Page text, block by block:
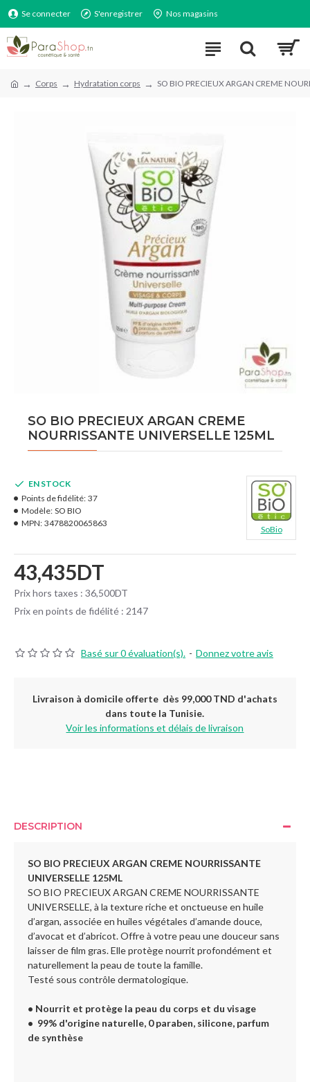
Se connecter S'enregistrer Nos magasins
Corps Hydratation corps SO BIO PRECIEUX ARGAN CREME
SO BIO PRECIEUX ARGAN CREME
NOURRISSANTE UNIVERSELLE 125ML
Basé sur 0 évaluation(s). - Donnez votre avis
43,435DT
Prix hors taxes : 36,500DT
Prix en points de fidélité : 2147
EN STOCK
Points de fidélité: 37
Modèle: SO BIO
MPN: 3478820065863
SoBio
Livraison à domicile offerte dès 99,000 TND d'achats
dans toute la Tunisie.
Voir les informations et délais de livraison
DESCRIPTION
SO BIO PRECIEUX ARGAN CREME NOURRISSANTE
UNIVERSELLE 125ML
SO BIO PRECIEUX ARGAN CREME NOURRISSANTE
UNIVERSELLE, à la texture riche et onctueuse en huile
d’argan, associée en huiles végétales d’amande douce,
d’avocat et d’abricot. Offre à votre peau une douceur sans
laisser de film gras. Elle protège nourrit profondément et
naturellement la peau de toute la famille.
Testé sous contrôle dermatologique.
• Nourrit et protège la peau du corps et du visage
• 99% d'origine naturelle, 0 paraben, silicone, parfum
de synthèse